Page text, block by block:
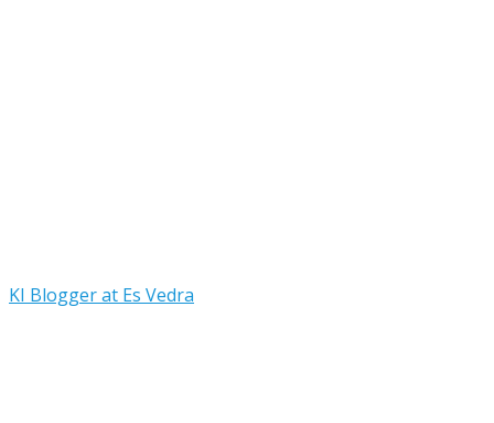
KI Blogger at Es Vedra